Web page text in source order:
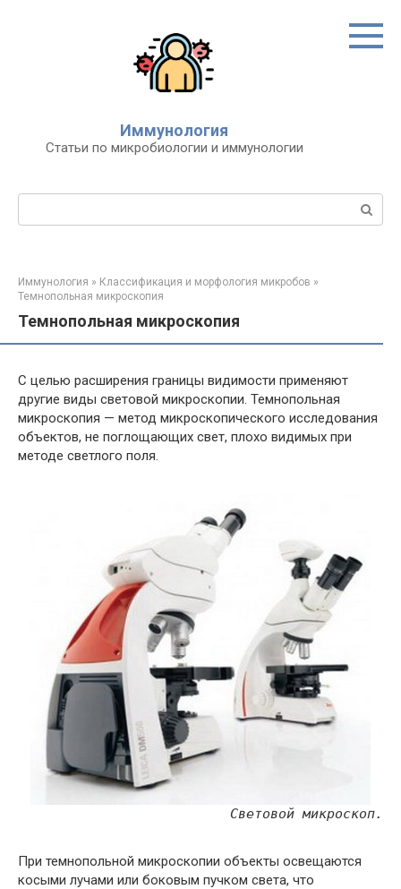
Иммунология
Статьи по микробиологии и иммунологии
Поиск:
Иммунология » Классификация и морфология микробов »
Темнопольная микроскопия
Темнопольная микроскопия
С целью расширения границы видимости применяют
другие виды световой микроскопии. Темнопольная
микроскопия — метод микроскопического исследования
объектов, не поглощающих свет, плохо видимых при
методе светлого поля.
Световой микроскоп.
При темнопольной микроскопии объекты освещаются
косыми лучами или боковым пучком света, что